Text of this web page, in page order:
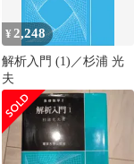
¥ 2,248
解析入門 (1)／杉浦 光
夫